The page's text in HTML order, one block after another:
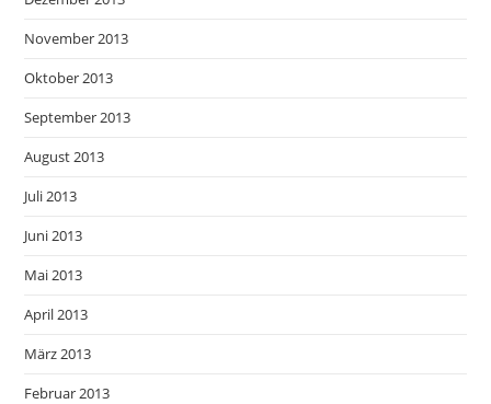
November 2013
Oktober 2013
September 2013
August 2013
Juli 2013
Juni 2013
Mai 2013
April 2013
März 2013
Februar 2013